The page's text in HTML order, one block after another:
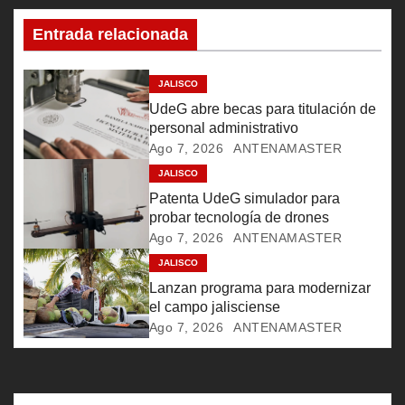
c
i
ó
n
d
e
n
t
r
a
Entrada relacionada
JALISCO
UdeG abre becas para titulación de
personal administrativo
Ago 7, 2026 ANTENAMASTER
JALISCO
Patenta UdeG simulador para
probar tecnología de drones
Ago 7, 2026 ANTENAMASTER
JALISCO
Lanzan programa para modernizar
el campo jalisciense
Ago 7, 2026 ANTENAMASTER